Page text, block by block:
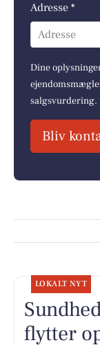
Adresse *
Adresse
Dine
salgsvurdering.
Bliv
LOKALT NYT
flytter